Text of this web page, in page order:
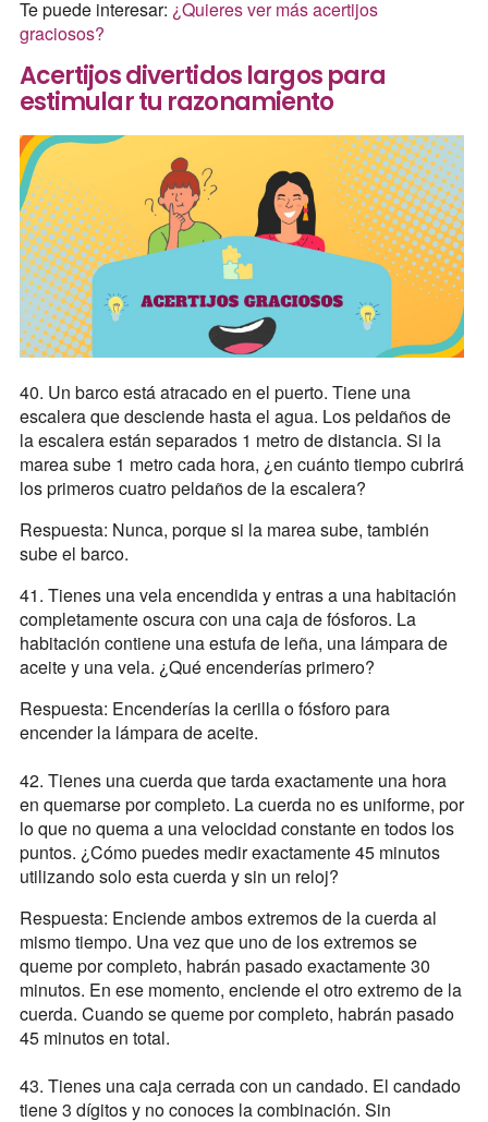
Te puede interesar: ¿Quieres ver más acertijos
graciosos?
Acertijos divertidos largos para
estimular tu razonamiento
40. Un barco está atracado en el puerto. Tiene una
escalera que desciende hasta el agua. Los peldaños de
la escalera están separados 1 metro de distancia. Si la
marea sube 1 metro cada hora, ¿en cuánto tiempo cubrirá
los primeros cuatro peldaños de la escalera?
Respuesta: Nunca, porque si la marea sube, también
sube el barco.
41. Tienes una vela encendida y entras a una habitación
completamente oscura con una caja de fósforos. La
habitación contiene una estufa de leña, una lámpara de
aceite y una vela. ¿Qué encenderías primero?
Respuesta: Encenderías la cerilla o fósforo para
encender la lámpara de aceite.
42. Tienes una cuerda que tarda exactamente una hora
en quemarse por completo. La cuerda no es uniforme, por
lo que no quema a una velocidad constante en todos los
puntos. ¿Cómo puedes medir exactamente 45 minutos
utilizando solo esta cuerda y sin un reloj?
Respuesta: Enciende ambos extremos de la cuerda al
mismo tiempo. Una vez que uno de los extremos se
queme por completo, habrán pasado exactamente 30
minutos. En ese momento, enciende el otro extremo de la
cuerda. Cuando se queme por completo, habrán pasado
45 minutos en total.
43. Tienes una caja cerrada con un candado. El candado
tiene 3 dígitos y no conoces la combinación. Sin